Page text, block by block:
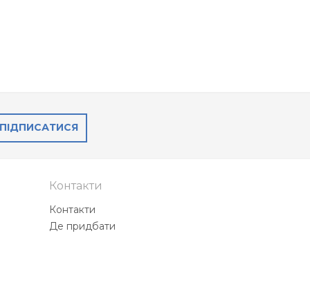
ПІДПИСАТИСЯ
Контакти
Контакти
Де придбати